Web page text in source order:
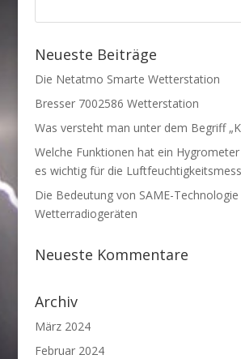
Neueste Beiträge
Die Netatmo Smarte Wetterstation
Bresser 7002586 Wetterstation
Was versteht man unter dem Begriff
Welche Funktionen hat ein
es wichtig für die
Die Bedeutung von SAME-Technologie
Wetterradiogeräten
Neueste Kommentare
Archiv
März 2024
Februar 2024